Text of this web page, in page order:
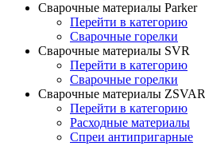
Сварочные материалы Parker
Перейти в категорию
Сварочные горелки
Сварочные материалы SVR
Перейти в категорию
Сварочные горелки
Сварочные материалы ZSVAR
Перейти в категорию
Расходные материалы
Спреи антипригарные